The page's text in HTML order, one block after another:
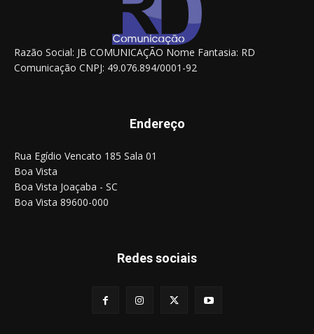
Razão Social: JB COMUNICAÇÃO Nome Fantasia: RD
Comunicação CNPJ: 49.076.894/0001-92
Endereço
Rua Egídio Vencato 185 Sala 01
Boa Vista
Boa Vista Joaçaba - SC
Boa Vista 89600-000
Redes sociais